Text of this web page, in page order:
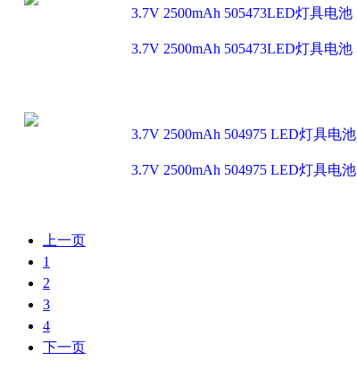
3.7V 2500mAh 505473LED灯具电池
3.7V 2500mAh 505473LED灯具电池
3.7V 2500mAh 504975 LED灯具电池
3.7V 2500mAh 504975 LED灯具电池
上一页
1
2
3
4
下一页